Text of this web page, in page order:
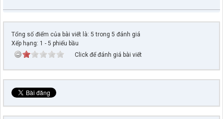
Tổng số điểm của bài viết là: 5 trong 5 đánh giá
Xếp hạng: 1 - 5 phiếu bầu
Click để đánh giá bài viết